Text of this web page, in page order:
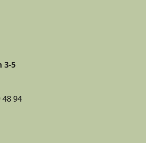
3-5
48 94